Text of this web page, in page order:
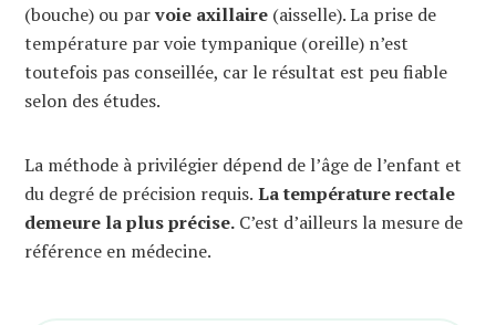
(bouche) ou parvoie axillaire (aisselle). La prise de
température par voie tympanique (oreille) n’est
toutefois pas conseillée, car le résultat est peu fiable
selon des études.
La méthode à privilégier dépend de l’âge de l’enfant et
du degré de précision requis. La température rectale
demeure la plus précise. C’est d’ailleurs la mesure de
référence en médecine.